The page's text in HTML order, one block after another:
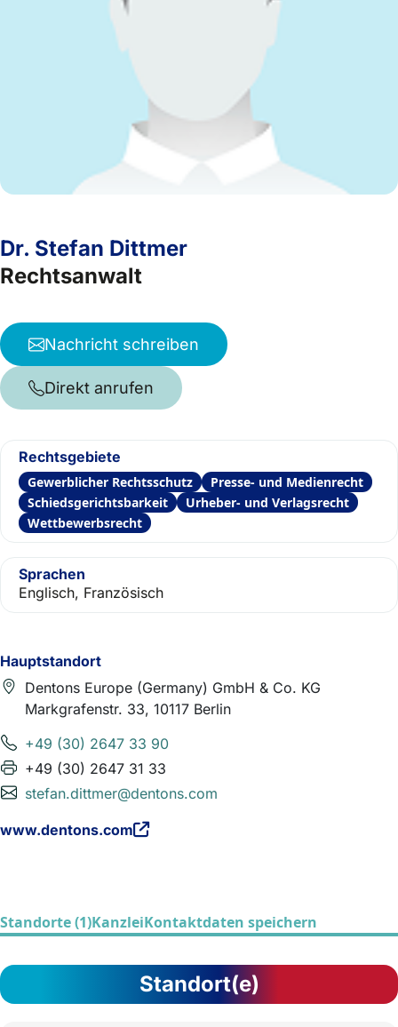
Hauptstandort
Dentons Europe (Germany) GmbH & Co. KG
Markgrafenstr. 33, 10117 Berlin
+49 (30) 2647 33 90
+49 (30) 2647 31 33
stefan.dittmer@dentons.com
www.dentons.com
Dr. Stefan Dittmer
Rechtsanwalt
Nachricht schreiben
Direkt anrufen
Rechtsgebiete
Gewerblicher Rechtsschutz
Presse- und Medienrecht
Schiedsgerichtsbarkeit
Urheber- und Verlagsrecht
Wettbewerbsrecht
Sprachen
Englisch, Französisch
Standorte (1)KanzleiKontaktdaten speichern
Standort(e)